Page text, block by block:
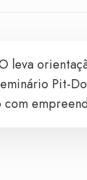
leva
Pit-
com